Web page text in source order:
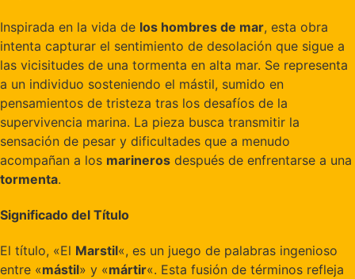
Inspirada en la vida de los hombres de mar, esta obra
intenta capturar el sentimiento de desolación que sigue a
las vicisitudes de una tormenta en alta mar. Se representa
a un individuo sosteniendo el mástil, sumido en
pensamientos de tristeza tras los desafíos de la
supervivencia marina. La pieza busca transmitir la
sensación de pesar y dificultades que a menudo
acompañan a los marineros después de enfrentarse a una
tormenta.
Significado del Título
El título, «El Marstil«, es un juego de palabras ingenioso
entre «mástil» y «mártir«. Esta fusión de términos refleja